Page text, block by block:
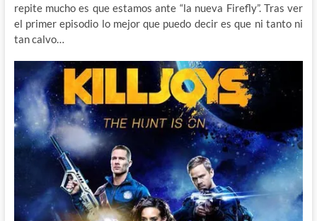
repite mucho es que estamos ante “la nueva Firefly”. Tras ver
el primer episodio lo mejor que puedo decir es que ni tanto ni
tan calvo…